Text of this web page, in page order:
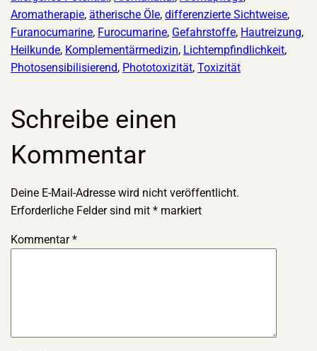
Aromatherapie, ätherische Öle, differenzierte Sichtweise
Furanocumarine, Furocumarine, Gefahrstoffe, Hautreizung
Heilkunde, Komplementärmedizin, Lichtempfindlichkeit
Photosensibilisierend, Phototoxizität, Toxizität
Schreibe einen
Kommentar
Deine E-Mail-Adresse wird nicht veröffentlicht.
Erforderliche Felder sind mit* markiert
Kommentar*